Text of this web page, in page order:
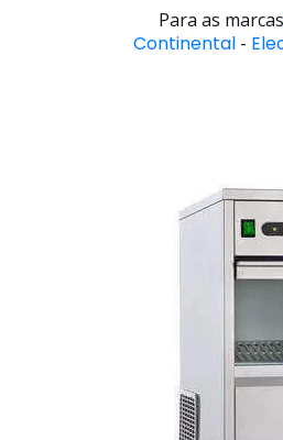
Para as
Continental -